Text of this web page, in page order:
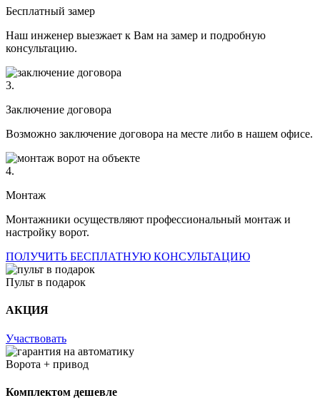
Бесплатный замер
Наш инженер выезжает к Вам на замер и подробную
консультацию.
3.
Заключение договора
Возможно заключение договора на месте либо в нашем офисе.
4.
Монтаж
Монтажники осуществляют профессиональный монтаж и
настройку ворот.
ПОЛУЧИТЬ БЕСПЛАТНУЮ КОНСУЛЬТАЦИЮ
Пульт в подарок
АКЦИЯ
Участвовать
Ворота + привод
Комплектом дешевле